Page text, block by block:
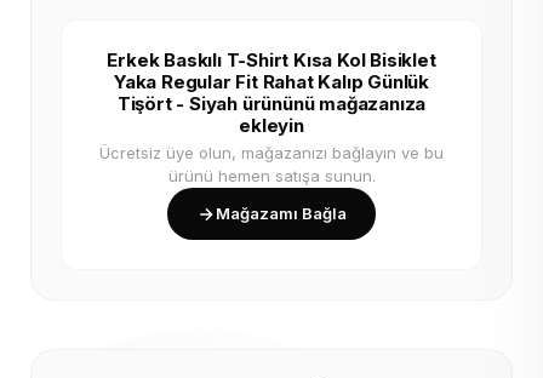
Erkek Baskılı T-Shirt Kısa Kol Bisiklet
Yaka Regular Fit Rahat Kalıp Günlük
Tişört - Siyah ürününü mağazanıza
ekleyin
Ücretsiz üye olun, mağazanızı bağlayın ve bu
ürünü hemen satışa sunun.
Mağazamı Bağla